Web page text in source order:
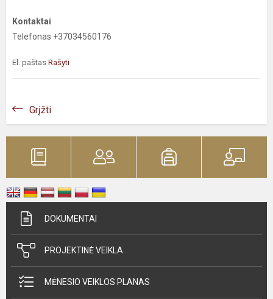
Kontaktai
Telefonas +37034560176
El. paštas Rašyti
Grįžti
DOKUMENTAI
PROJEKTINĖ VEIKLA
MĖNESIO VEIKLOS PLANAS